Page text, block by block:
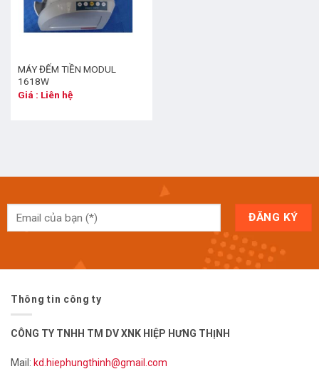
MÁY ĐẾM TIỀN MODUL
1618W
Giá : Liên hệ
Thông tin công ty
CÔNG TY TNHH TM DV XNK HIỆP HƯNG THỊNH
Mail: kd.hiephungthinh@gmail.com